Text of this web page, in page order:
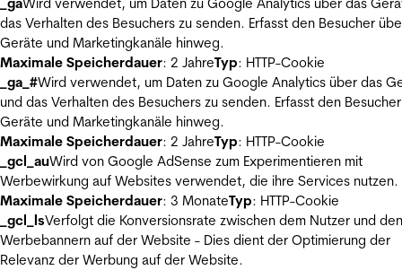
das Verhalten des Besuchers zu senden. Erfasst den Besucher
Geräte und Marketingkanäle hinweg.
Maximale Speicherdauer: 2 JahreTyp: HTTP-Cookie
_ga_#Wird verwendet, um Daten zu Google Analytics über das
und das Verhalten des Besuchers zu senden. Erfasst den
Geräte und Marketingkanäle hinweg.
Maximale Speicherdauer: 2 JahreTyp: HTTP-Cookie
_gcl_auWird von Google AdSense zum Experimentieren mit
Werbewirkung auf Websites verwendet, die ihre Services nutzen.
Maximale Speicherdauer: 3 MonateTyp: HTTP-Cookie
_gcl_lsVerfolgt die Konversionsrate zwischen dem Nutzer und den
Werbebannern auf der Website - Dies dient der Optimierung der
Relevanz der Werbung auf der Website.